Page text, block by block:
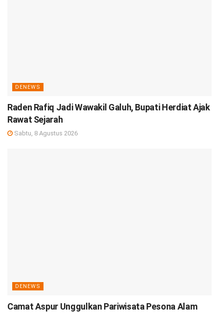
DENEWS
Raden Rafiq Jadi Wawakil Galuh, Bupati Herdiat Ajak
Rawat Sejarah
Sabtu, 8 Agustus 2026
DENEWS
Camat Aspur Unggulkan Pariwisata Pesona Alam